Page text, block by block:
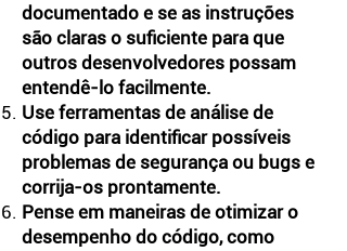
documentado e se as instruções
são claras o suficiente para que
outros desenvolvedores possam
entendê-lo facilmente.
Use ferramentas de análise de
código para identificar possíveis
problemas de segurança ou bugs e
corrija-os prontamente.
Pense em maneiras de otimizar o
desempenho do código, como